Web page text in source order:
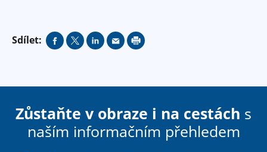
Sdílet:
Zůstaňte v obraze i na cestách s
naším informačním přehledem